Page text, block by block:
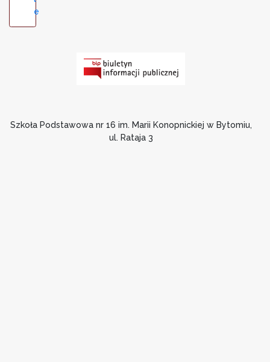
e
Szkoła Podstawowa nr 16 im. Marii Konopnickiej w Bytomiu,
ul. Rataja 3